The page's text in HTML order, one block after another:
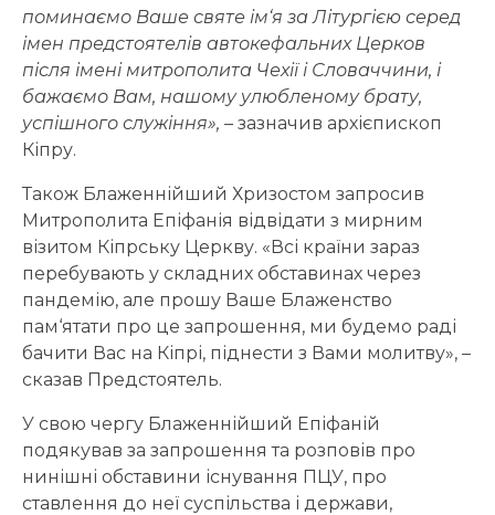
поминаємо Ваше святе ім‘я за Літургією серед
імен предстоятелів автокефальних Церков
після імені митрополита Чехії і Словаччини, і
бажаємо Вам, нашому улюбленому брату,
успішного служіння», – зазначив архієпископ
Кіпру.
Також Блаженнійший Хризостом запросив
Митрополита Епіфанія відвідати з мирним
візитом Кіпрську Церкву. «Всі країни зараз
перебувають у складних обставинах через
пандемію, але прошу Ваше Блаженство
пам‘ятати про це запрошення, ми будемо раді
бачити Вас на Кіпрі, піднести з Вами молитву», –
сказав Предстоятель.
У свою чергу Блаженнійший Епіфаній
подякував за запрошення та розповів про
нинішні обставини існування ПЦУ, про
ставлення до неї суспільства і держави,